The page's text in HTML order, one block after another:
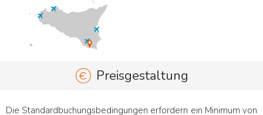
Preisgestaltung
Die Standardbuchungsbedingungen erfordern ein Minimum von